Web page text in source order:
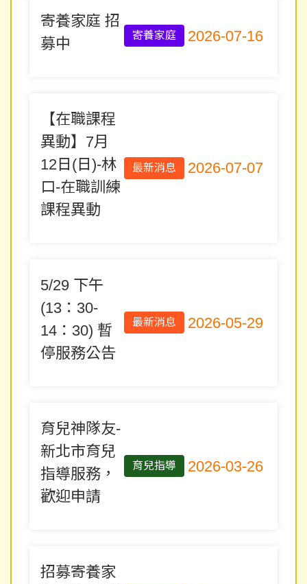
寄養家庭 招
募中
寄養家庭 2026-07-16
【在職課程
異動】7月
12日(日)-林
口-在職訓練
課程異動
最新消息 2026-07-07
5/29 下午
(13：30-
14：30) 暫
停服務公告
最新消息 2026-05-29
育兒神隊友-
新北市育兒
指導服務，
歡迎申請
育兒指導 2026-03-26
招募寄養家